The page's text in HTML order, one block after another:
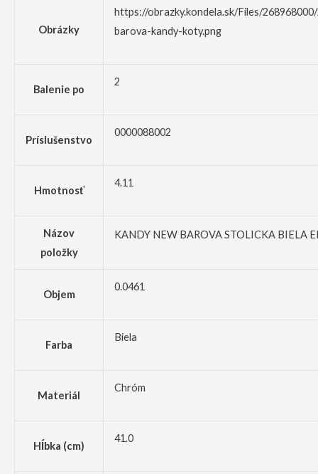
Obrázky
https://obrazky.kondela.sk/Files/
barova-kandy-koty.png
Balenie po
2
Príslušenstvo
0000088002
Hmotnosť
4.11
Názov
položky
KANDY NEW BAROVA STOLICKA BIELA
Objem
0.0461
Farba
Biela
Materiál
Chróm
Hĺbka (cm)
41.0